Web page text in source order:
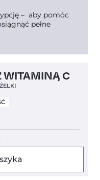
– aby pomóc
pełne
WITAMINĄ C